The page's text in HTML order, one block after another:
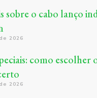
sobre o cabo lanço
2026
como escolher
2026